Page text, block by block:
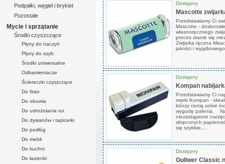
Podpałki, węgiel i brykiet
Pozostałe
Mycie i sprzątanie
Środki czyszczące
Płyny do naczyń
Płyny do szyb
Środki uniwersalne
Odkamieniacze
Ściereczki czyszczące
Do firan
Do obuwia
Do udrożniania rur
Do dywanów i tapicerki
Do podłóg
Do mebli
Do kuchni
Do łazienki
Dostępny
Mascotte
Przedstawiamy Ci
Mascotte -
własnoręcznego
proces stanie się
Zwijarka ręczna
jakości i
Dostępny
Kompan
Przedstawiamy Ci
marki Kompan -
którzy cenią sobie
wygodę palenia.
niezastąpione
skręconych
się szybkie,...
Dostępny
Guliwer Classic